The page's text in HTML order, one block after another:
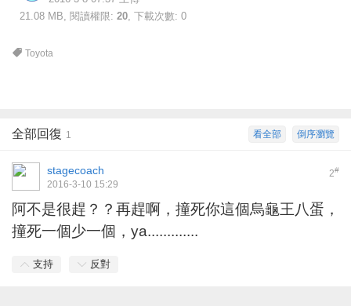
21.08 MB, 閱讀權限: 20, 下載次數: 0
Toyota
倒序瀏覽
看全部
全部回復 1
2#
stagecoach
2016-3-10 15:29
阿不是很趕？？再趕啊，撞死你這個烏龜王八蛋，
撞死一個少一個，ya.............
支持 反對